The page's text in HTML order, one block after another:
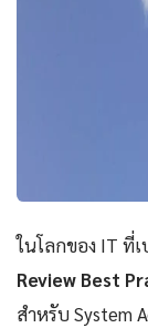
ในโลกของ IT ที่
Review Best
สำหรับ System